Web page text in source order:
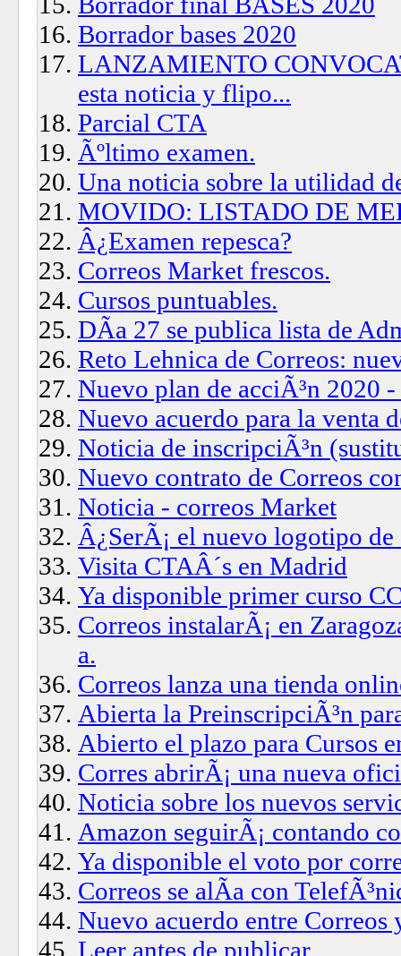
Borrador bases 2020
LANZAMIENTO
esta noticia y flipo...
Parcial CTA
Ãºltimo examen.
Una noticia sobre la utilidad
MOVIDO: LISTADO DE
Â¿Examen repesca?
Correos Market frescos.
Cursos puntuables.
DÃ­a 27 se publica lista de
Reto Lehnica de Correos:
Nuevo plan de acciÃ³n 2020
Nuevo acuerdo para la venta
Noticia de inscripciÃ³n
Nuevo contrato de Correos
Noticia - correos Market
Â¿SerÃ¡ el nuevo logotipo
Visita CTAÂ´s en Madrid
Ya disponible primer curso
Correos instalarÃ¡ en
a.
Correos lanza una tienda
Abierta la PreinscripciÃ³n
Abierto el plazo para Cursos
Corres abrirÃ¡ una nueva
Noticia sobre los nuevos
Amazon seguirÃ¡ contando
Ya disponible el voto por
Correos se alÃ­a con
Nuevo acuerdo entre Correos
Leer antes de publicar